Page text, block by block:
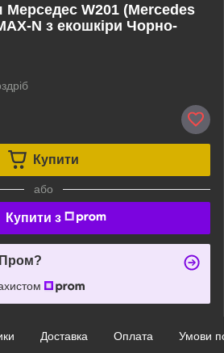
Мерседес W201 (Mercedes
N з екошкіри Чорно-
Купити
або
Купити з
Пром?
Доставка Оплата Умови